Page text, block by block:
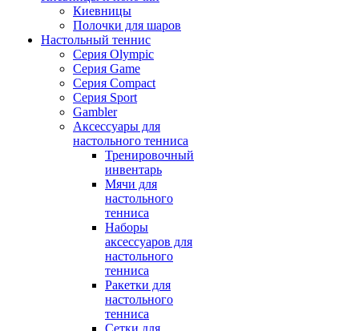
Киевницы
Полочки для шаров
Настольный теннис
Серия Olympic
Серия Game
Серия Compact
Серия Sport
Gambler
Аксессуары для
настольного тенниса
Тренировочный
инвентарь
Мячи для
настольного
тенниса
Наборы
аксессуаров для
настольного
тенниса
Ракетки для
настольного
тенниса
Сетки для